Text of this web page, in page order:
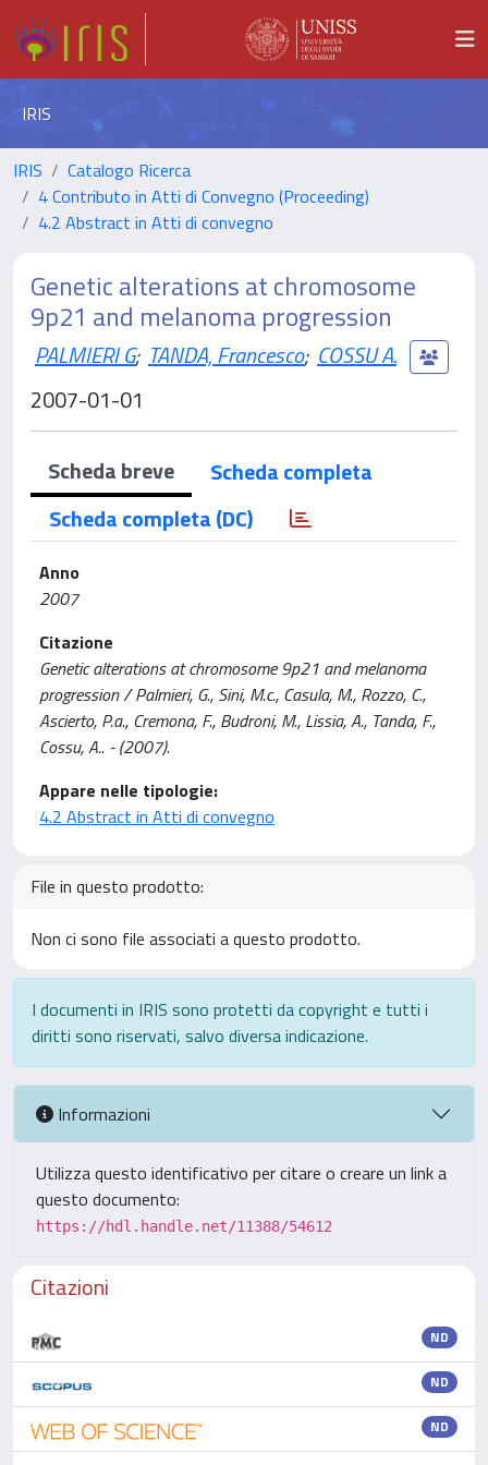
IRIS
IRIS
Catalogo Ricerca
4 Contributo in Atti di Convegno (Proceeding)
4.2 Abstract in Atti di convegno
Genetic alterations at chromosome
9p21 and melanoma progression
PALMIERI G; TANDA, Francesco; COSSU A.
2007-01-01
Scheda breve
Scheda completa
Scheda completa (DC)
Anno
2007
Citazione
Genetic alterations at chromosome 9p21 and melanoma
progression / Palmieri, G., Sini, M.c., Casula, M., Rozzo, C.,
Ascierto, P.a., Cremona, F., Budroni, M., Lissia, A., Tanda, F.,
Cossu, A.. - (2007).
Appare nelle tipologie:
4.2 Abstract in Atti di convegno
File in questo prodotto:
Non ci sono file associati a questo prodotto.
I documenti in IRIS sono protetti da copyright e tutti i
diritti sono riservati, salvo diversa indicazione.
Informazioni
Utilizza questo identificativo per citare o creare un link a
questo documento:
https://hdl.handle.net/11388/54612
Citazioni
ND
ND
ND